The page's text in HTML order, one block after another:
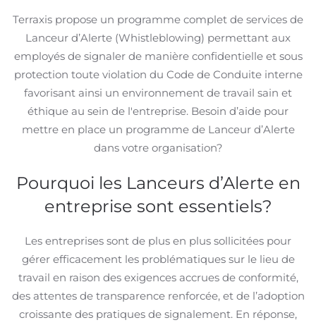
Terraxis propose un programme complet de services de
Lanceur d’Alerte (Whistleblowing) permettant aux
employés de signaler de manière confidentielle et sous
protection toute violation du Code de Conduite interne
favorisant ainsi un environnement de travail sain et
éthique au sein de l'entreprise. Besoin d’aide pour
mettre en place un programme de Lanceur d’Alerte
dans votre organisation?
Pourquoi les Lanceurs d’Alerte en
entreprise sont essentiels?
Les entreprises sont de plus en plus sollicitées pour
gérer efficacement les problématiques sur le lieu de
travail en raison des exigences accrues de conformité,
des attentes de transparence renforcée, et de l’adoption
croissante des pratiques de signalement. En réponse,